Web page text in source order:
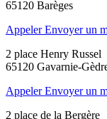
65120 Barèges
AppelerEnvoyer un
2 place Henry Russel
65120 Gavarnie-
AppelerEnvoyer un
2 place de la Bergère